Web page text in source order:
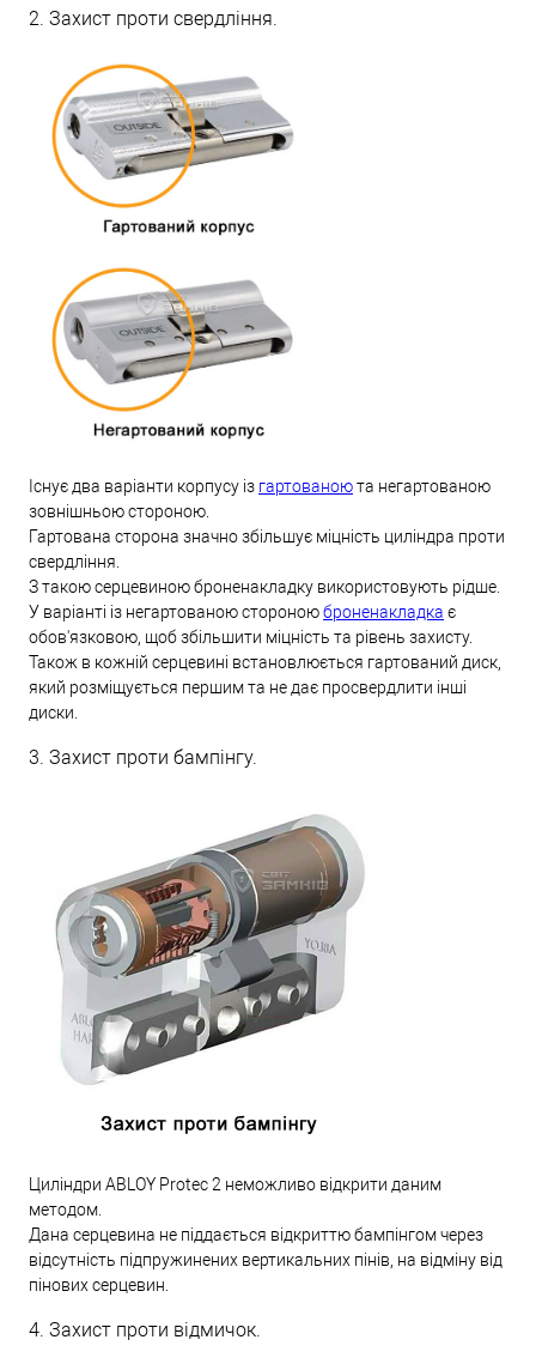
2. Захист проти свердління.
Існує два варіанти корпусу із гартованоюта негартованою
зовнішньою стороною.
Гартована сторона значно збільшує міцність циліндра проти
свердління.
З такою серцевиною броненакладку використовують рідше.
У варіанті із негартованою стороноюброненакладка є
обов'язковою, щоб збільшити міцність та рівень захисту.
Також в кожній серцевині встановлюється гартований диск,
який розміщується першим та не дає просвердлити інші
диски.
3. Захист проти бампінгу.
Циліндри ABLOY Protec 2 неможливо відкрити даним
методом.
Дана серцевина не піддається відкриттю бампінгом через
відсутність підпружинених вертикальних пінів, на відміну від
пінових серцевин.
4. Захист проти відмичок.